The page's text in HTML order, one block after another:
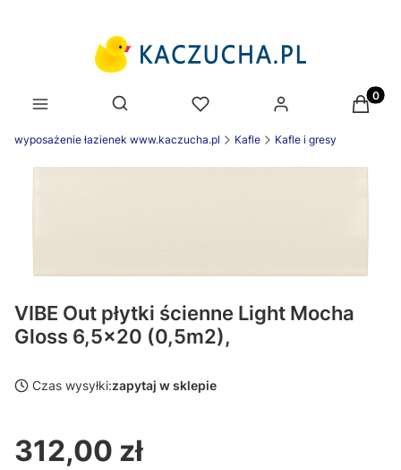
Otwórz wyszukiwarkę
wyposażenie łazienek www.kaczucha.pl Kafle Kafle i gresy
VIBE Out płytki ścienne Light Mocha
Gloss 6,5x20 (0,5m2),
Czas wysyłki:zapytaj w sklepie
Cena
312,00 zł